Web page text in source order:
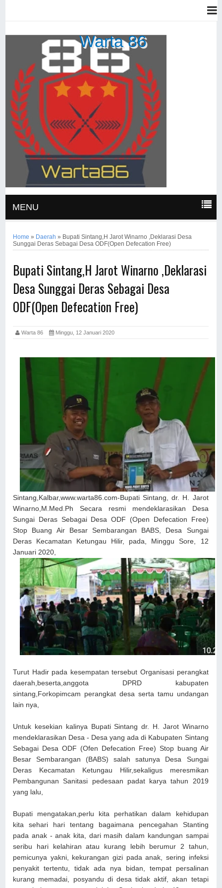
Warta 86
MENU
Home » Daerah » Bupati Sintang,H Jarot Winarno ,Deklarasi Desa
Sunggai Deras Sebagai Desa ODF(Open Defecation Free)
Bupati Sintang,H Jarot Winarno ,Deklarasi
Desa Sunggai Deras Sebagai Desa
ODF(Open Defecation Free)
Warta 86 Minggu, 12 Januari 2020
Sintang,Kalbar,www.warta86.com-Bupati Sintang, dr. H. Jarot
Winarno,M.Med.Ph Secara resmi mendeklarasikan Desa
Sungai Deras Sebagai Desa ODF (Open Defecation Free)
Stop Buang Air Besar Sembarangan BABS, Desa Sungai
Deras Kecamatan Ketungau Hilir, pada, Minggu Sore, 12
Januari 2020,
Turut Hadir pada kesempatan tersebut Organisasi perangkat
daerah,beserta,anggota DPRD kabupaten
sintang,Forkopimcam perangkat desa serta tamu undangan
lain nya,
Untuk kesekian kalinya Bupati Sintang dr. H. Jarot Winarno
mendeklarasikan Desa - Desa yang ada di Kabupaten Sintang
Sebagai Desa ODF (Ofen Defecation Free) Stop buang Air
Besar Sembarangan (BABS) salah satunya Desa Sungai
Deras Kecamatan Ketungau Hilir,sekaligus meresmikan
Pembangunan Sanitasi pedesaan padat karya tahun 2019
yang lalu,
Bupati mengatakan,perlu kita perhatikan dalam kehidupan
kita sehari hari tentang bagaimana pencegahan Stanting
pada anak - anak kita, dari masih dalam kandungan sampai
seribu hari kelahiran atau kurang lebih berumur 2 tahun,
pemicunya yakni, kekurangan gizi pada anak, sering infeksi
penyakit tertentu, tidak ada nya bidan, tempat persalinan
kurang memadai, posyandu di desa tidak aktif, akan tetapi